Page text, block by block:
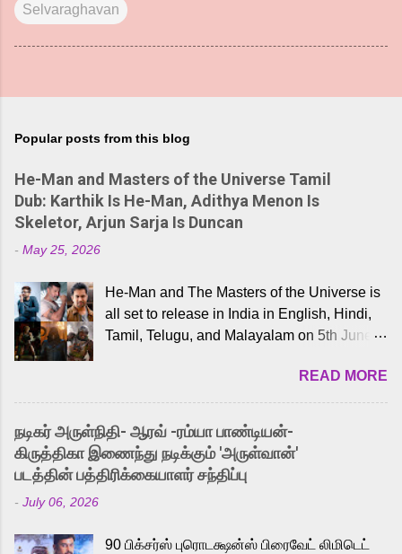
Selvaraghavan
Popular posts from this blog
He-Man and Masters of the Universe Tamil
Dub: Karthik Is He-Man, Adithya Menon Is
Skeletor, Arjun Sarja Is Duncan
- May 25, 2026
He-Man and The Masters of the Universe is
all set to release in India in English, Hindi,
Tamil, Telugu, and Malayalam on 5th June,
received a lot of love from cult He-Man fans
and offered audiences an exciting glimpse
into the world of Eternia, the recently
released Tamil trailer has also generated
strong excitement among Tamil audiences.
Adding to the growing buzz is the film’s
to the iconic superhero He-Man. Known for
READ MORE
நடிகர் அருள்நிதி- ஆரவ் -ரம்யா பாண்டியன்-
கிருத்திகா இணைந்து நடிக்கும் 'அருள்வான்'
படத்தின் பத்திரிக்கையாளர் சந்திப்பு
- July 06, 2026
90 பிக்சர்ஸ் புரொடக்ஷன்ஸ் பிரைவேட் லிமிடெட்